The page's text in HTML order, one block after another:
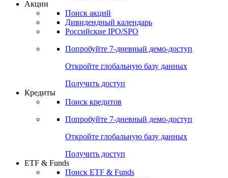
Откройте глобальную базу данных
Получить доступ
Поиск акций
Российские IPO/SPO
Попробуйте7-дневный
Откройте глобальную базу данных
Получить доступ
Поиск кредитов
Попробуйте7-дневный
Откройте глобальную базу данных